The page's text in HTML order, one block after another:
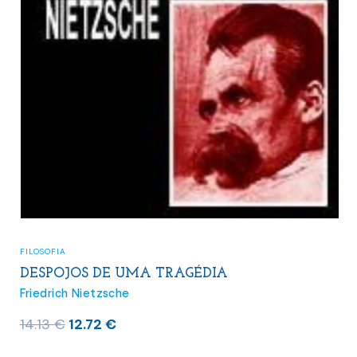
FILOSOFIA
DESPOJOS DE UMA TRAGÉDIA
Friedrich Nietzsche
14.13€ O
12.72 €O